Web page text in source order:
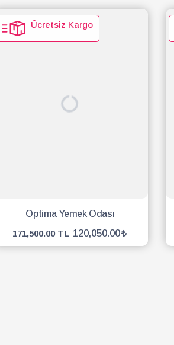
Ücretsiz Kargo
Optima Yemek Odası
171,500.00 TL120,050.00